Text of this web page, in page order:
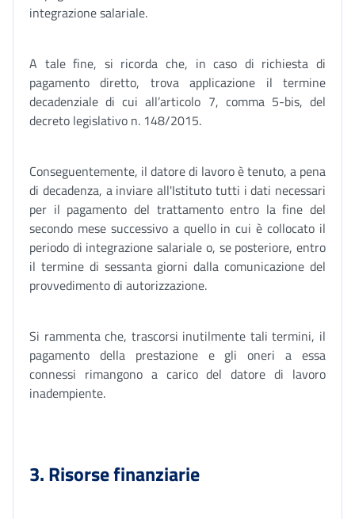
integrazione salariale.
A tale fine, si ricorda che, in caso di richiesta di
pagamento diretto, trova applicazione il termine
decadenziale di cui all’articolo 7, comma 5-bis, del
decreto legislativo n. 148/2015.
Conseguentemente, il datore di lavoro è tenuto, a pena
di decadenza, a inviare all'Istituto tutti i dati necessari
per il pagamento del trattamento entro la fine del
secondo mese successivo a quello in cui è collocato il
periodo di integrazione salariale o, se posteriore, entro
il termine di sessanta giorni dalla comunicazione del
provvedimento di autorizzazione.
Si rammenta che, trascorsi inutilmente tali termini, il
pagamento della prestazione e gli oneri a essa
connessi rimangono a carico del datore di lavoro
inadempiente.
3. Risorse finanziarie